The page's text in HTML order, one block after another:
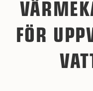
FÖR